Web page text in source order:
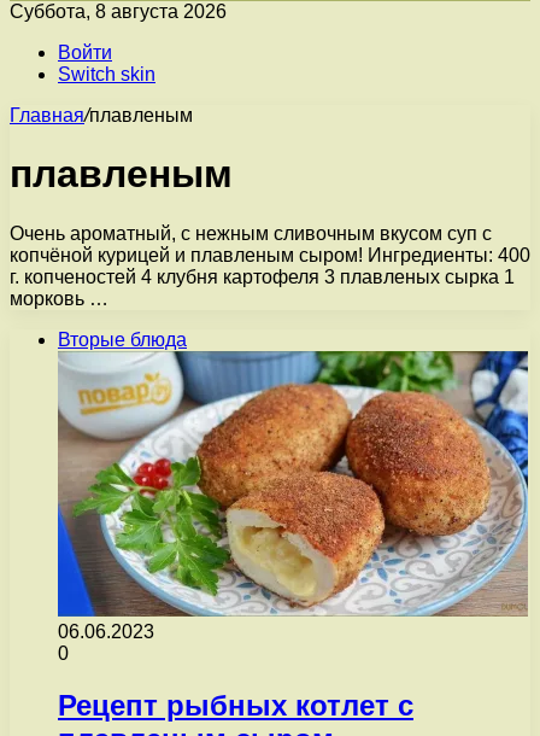
Суббота, 8 августа 2026
Войти
Switch skin
Главная/плавленым
плавленым
Очень ароматный, с нежным сливочным вкусом суп с
копчёной курицей и плавленым сыром! Ингредиенты: 400
г. копченостей 4 клубня картофеля 3 плавленых сырка 1
морковь …
Вторые блюда
06.06.2023
0
Рецепт рыбных котлет с